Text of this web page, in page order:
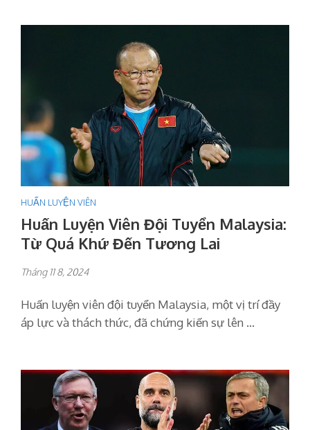
HUẤN LUYỆN VIÊN
Huấn Luyện Viên Đội Tuyển Malaysia:
Từ Quá Khứ Đến Tương Lai
Tháng 11 8, 2024
Huấn luyện viên đội tuyển Malaysia, một vị trí đầy
áp lực và thách thức, đã chứng kiến sự lên …